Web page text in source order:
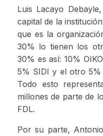
Luis Lacayo
capital de la
que es la
30% lo tienen los
30% es así: 10%
5% SIDI y el otro
Todo esto
millones de parte de
FDL.
Por su parte,